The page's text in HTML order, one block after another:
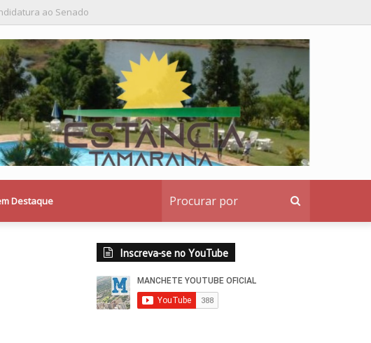
institucional ao denunciante
Destaque
Inscreva-se no YouTube